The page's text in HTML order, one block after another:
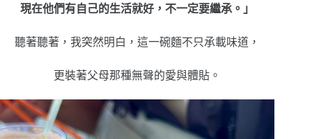
現在他們有自己的生活就好，不一定要繼承。」
聽著聽著，我突然明白，這一碗麵不只承載味道，
更裝著父母那種無聲的愛與體貼。